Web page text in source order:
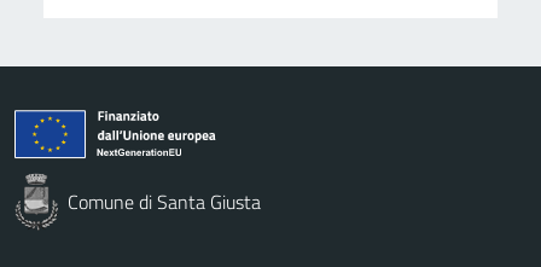
Comune di Santa Giusta